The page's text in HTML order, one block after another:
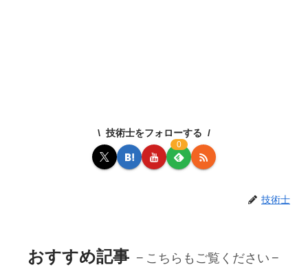
技術士をフォローする
0
技術士
おすすめ記事 こちらもご覧ください